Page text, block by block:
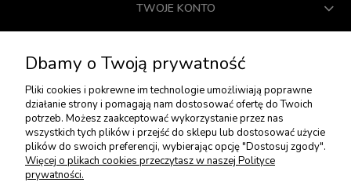
TWOJE KONTO
USŁUGI DODATKOWE
PŁATNOŚCI I DOSTAWA
ZWROTY I REKLAMACJE
Dbamy o Twoją prywatność
Pliki cookies i pokrewne im technologie umożliwiają poprawne
działanie strony i pomagają nam dostosować ofertę do Twoich
potrzeb. Możesz zaakceptować wykorzystanie przez nas
wszystkich tych plików i przejść do sklepu lub dostosować użycie
plików do swoich preferencji, wybierając opcję "Dostosuj zgody".
Więcej o plikach cookies przeczytasz w naszej Polityce
prywatności.